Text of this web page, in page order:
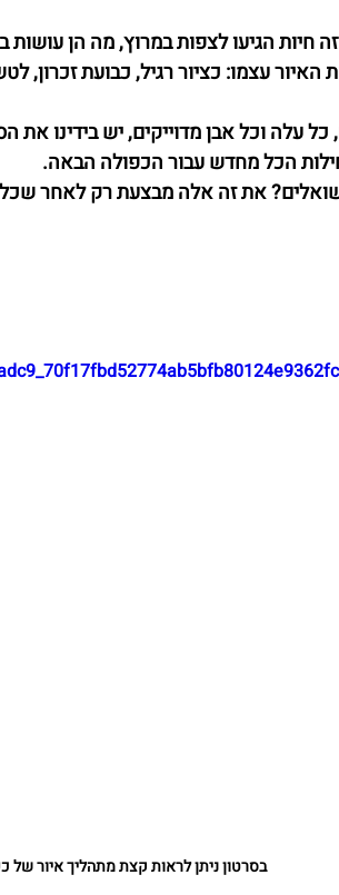
של כפולה 1: איזה חיות הגיעו לצפות במרוץ, מה
עצמו: כציור רגיל, כבועת זכרון,
עלה וכל אבן מדוייקים, יש בידינו את
הכל מחדש עבור הכפולה הבאה.
את זה אלה מבצעת רק לאחר שכל
בסרטון ניתן לראות קצת מתהליך איור של